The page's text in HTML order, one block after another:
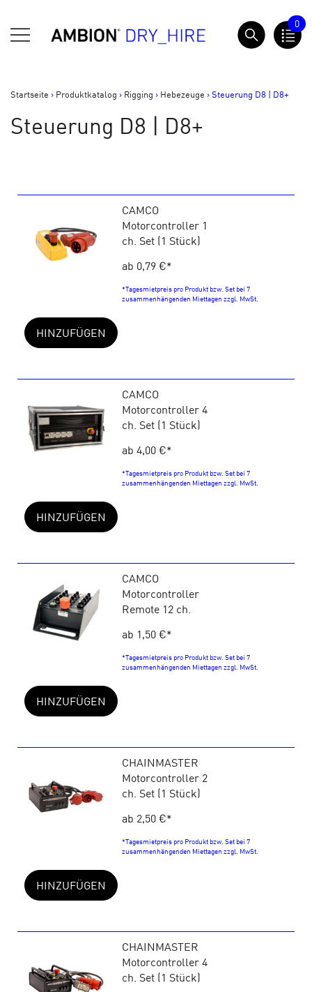
zum
Inhalt
AMBION Dry Hire
0
Startseite > Produktkatalog > Rigging > Hebezeuge >Steuerung D8 | D8+
Steuerung D8 | D8+
CAMCO
Motorcontroller 1
ch. Set (1 Stück)
ab 0,79 €*
*Tagesmietpreis pro Produkt bzw. Set bei 7
zusammenhängenden Miettagen zzgl. MwSt.
HINZUFÜGEN
CAMCO
Motorcontroller 4
ch. Set (1 Stück)
ab 4,00 €*
*Tagesmietpreis pro Produkt bzw. Set bei 7
zusammenhängenden Miettagen zzgl. MwSt.
HINZUFÜGEN
CAMCO
Motorcontroller
Remote 12 ch.
ab 1,50 €*
*Tagesmietpreis pro Produkt bzw. Set bei 7
zusammenhängenden Miettagen zzgl. MwSt.
HINZUFÜGEN
CHAINMASTER
Motorcontroller 2
ch. Set (1 Stück)
ab 2,50 €*
*Tagesmietpreis pro Produkt bzw. Set bei 7
zusammenhängenden Miettagen zzgl. MwSt.
HINZUFÜGEN
CHAINMASTER
Motorcontroller 4
ch. Set (1 Stück)